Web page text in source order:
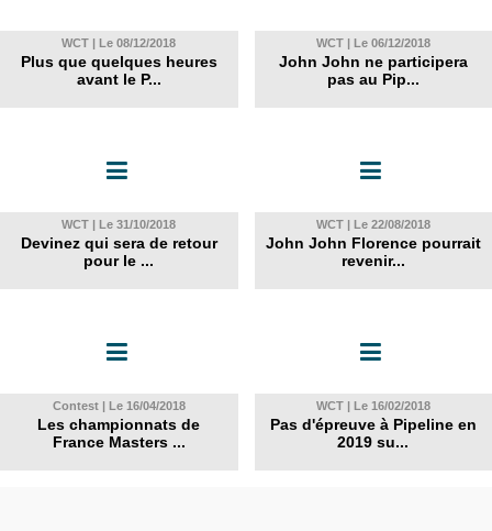
WCT | Le 08/12/2018
Plus que quelques heures
avant le P...
WCT | Le 06/12/2018
John John ne participera
pas au Pip...
WCT | Le 31/10/2018
Devinez qui sera de retour
pour le ...
WCT | Le 22/08/2018
John John Florence pourrait
revenir...
Contest | Le 16/04/2018
Les championnats de
France Masters ...
WCT | Le 16/02/2018
Pas d'épreuve à Pipeline en
2019 su...